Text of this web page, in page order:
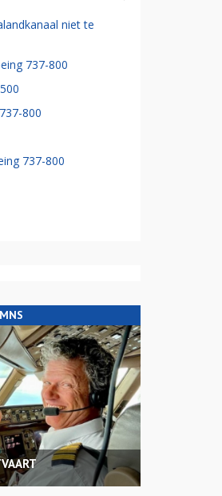
niet te
737-800
800
737-800